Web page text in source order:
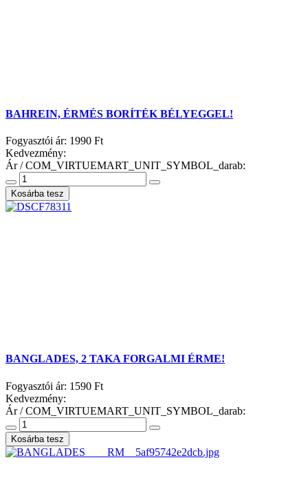
BAHREIN, ÉRMÉS BORÍTÉK BÉLYEGGEL!
Fogyasztói ár: 1990 Ft
Kedvezmény:
Ár / COM_VIRTUEMART_UNIT_SYMBOL_darab:
BANGLADES, 2 TAKA FORGALMI ÉRME!
Fogyasztói ár: 1590 Ft
Kedvezmény:
Ár / COM_VIRTUEMART_UNIT_SYMBOL_darab: